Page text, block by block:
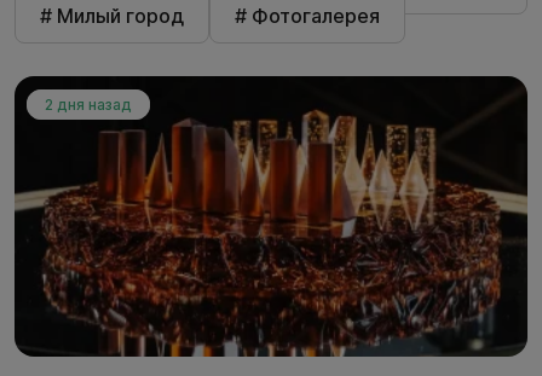
# Милый город
# Фотогалерея
2 дня назад